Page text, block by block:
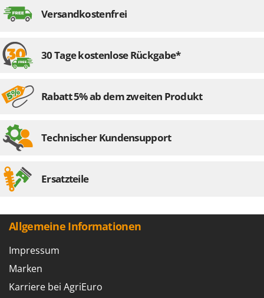
Versandkostenfrei
30 Tage kostenlose Rückgabe*
Rabatt 5% ab dem zweiten Produkt
Technischer Kundensupport
Ersatzteile
Allgemeine Informationen
Impressum
Marken
Karriere bei AgriEuro